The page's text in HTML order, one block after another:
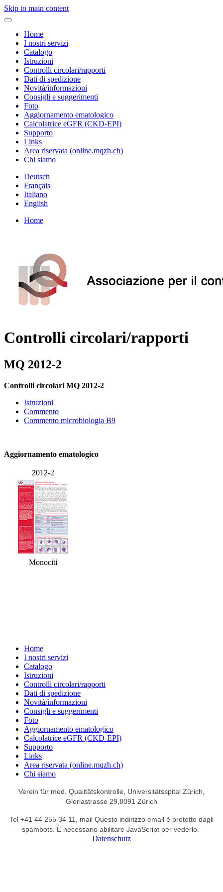
Skip to main content
Home
I nostri servizi
Catalogo
Istruzioni
Controlli circolari/rapporti
Dati di spedizione
Novità/informazioni
Consigli e suggerimenti
Foto
Aggiornamento ematologico
Calcolatrice eGFR (CKD-EPI)
Supporto
Links
Area riservata (online.mqzh.ch)
Chi siamo
Deutsch
Français
Italiano
English
Home
Controlli circolari/rapporti
MQ 2012-2
Controlli circolari MQ 2012-2
Istruzioni
Commento
Commento microbiologia B9
Aggiornamento ematologico
2012-2
Monociti
Home
I nostri servizi
Catalogo
Istruzioni
Controlli circolari/rapporti
Dati di spedizione
Novità/informazioni
Consigli e suggerimenti
Foto
Aggiornamento ematologico
Calcolatrice eGFR (CKD-EPI)
Supporto
Links
Area riservata (online.mqzh.ch)
Chi siamo
Verein für med. Qualitätskontrolle, Universitätsspital Zürich,
Gloriastrasse 29, 8091 Zürich
Tel +41 44 255 34 11, mail Questo indirizzo email è protetto dagli
spambots. È necessario abilitare JavaScript per vederlo.
Datenschutz